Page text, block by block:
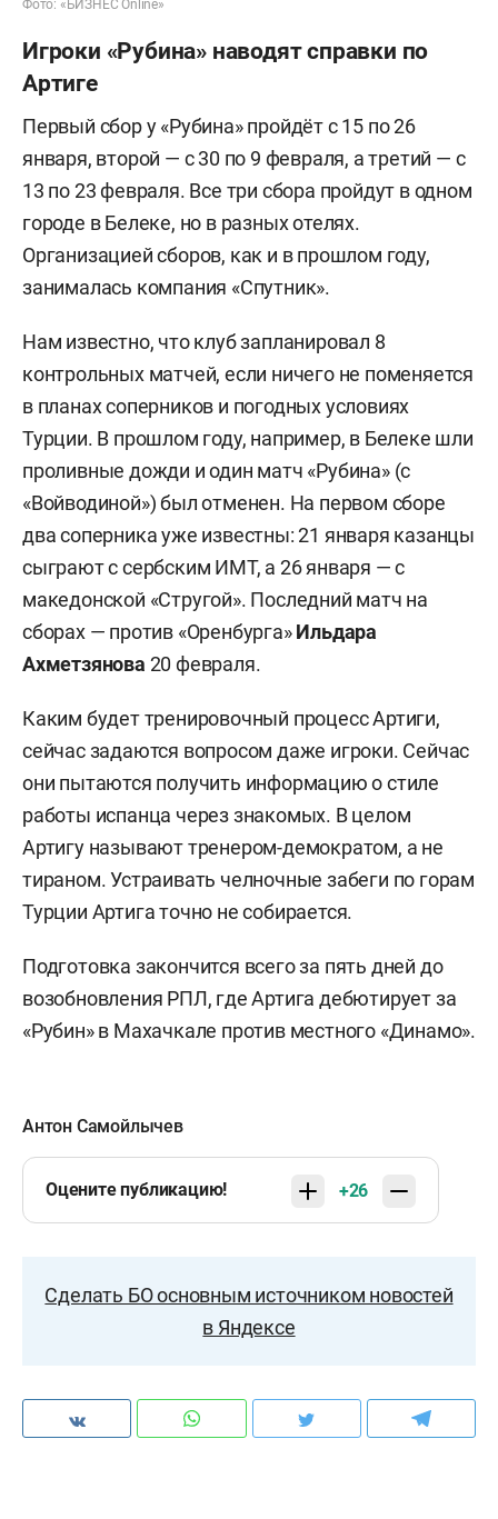
Фото: «БИЗНЕС Online»
Игроки «Рубина» наводят справки по
Артиге
Первый сбор у «Рубина» пройдёт с 15 по 26
января, второй — с 30 по 9 февраля, а третий — с
13 по 23 февраля. Все три сбора пройдут в одном
городе в Белеке, но в разных отелях.
Организацией сборов, как и в прошлом году,
занималась компания «Спутник».
Нам известно, что клуб запланировал 8
контрольных матчей, если ничего не поменяется
в планах соперников и погодных условиях
Турции. В прошлом году, например, в Белеке шли
проливные дожди и один матч «Рубина» (с
«Войводиной») был отменен. На первом сборе
два соперника уже известны: 21 января казанцы
сыграют с сербским ИМТ, а 26 января — с
македонской «Стругой». Последний матч на
сборах — против «Оренбурга»Ильдара
Ахметзянова 20 февраля.
Каким будет тренировочный процесс Артиги,
сейчас задаются вопросом даже игроки. Сейчас
они пытаются получить информацию о стиле
работы испанца через знакомых. В целом
Артигу называют тренером-демократом, а не
тираном. Устраивать челночные забеги по горам
Турции Артига точно не собирается.
Подготовка закончится всего за пять дней до
возобновления РПЛ, где Артига дебютирует за
«Рубин» в Махачкале против местного «Динамо».
Антон Самойлычев
Оцените публикацию! +26
Сделать БО основным источником новостей
в Яндексе